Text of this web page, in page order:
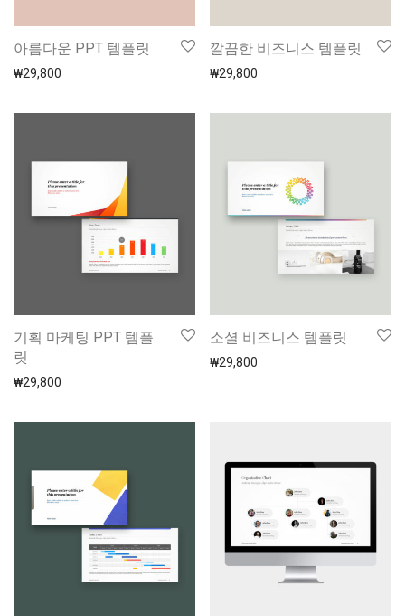
아름다운 PPT 템플릿
₩29,800
깔끔한 비즈니스 템플릿
₩29,800
기획 마케팅 PPT 템플
릿
₩29,800
소셜 비즈니스 템플릿
₩29,800